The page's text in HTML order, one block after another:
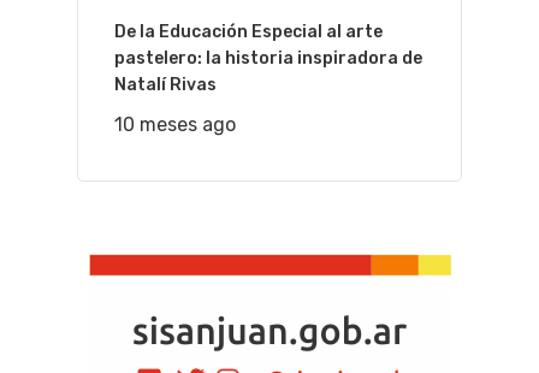
De la Educación Especial al arte
pastelero: la historia inspiradora de
Natalí Rivas
10 meses ago